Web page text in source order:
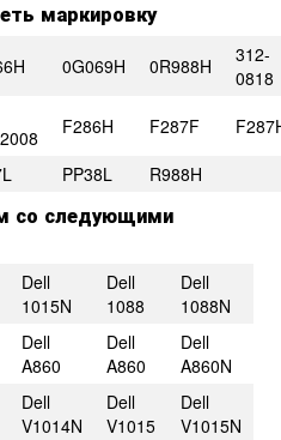
маркировку
0G069H 0R988H
312-
0818
F286H F287F
PP38L R988H
со следующими
Dell
1015N
Dell
1088
Dell
1088N
Dell
A860
Dell
A860
Dell
A860N
Dell
V1014N
Dell
V1015
Dell
V1015N